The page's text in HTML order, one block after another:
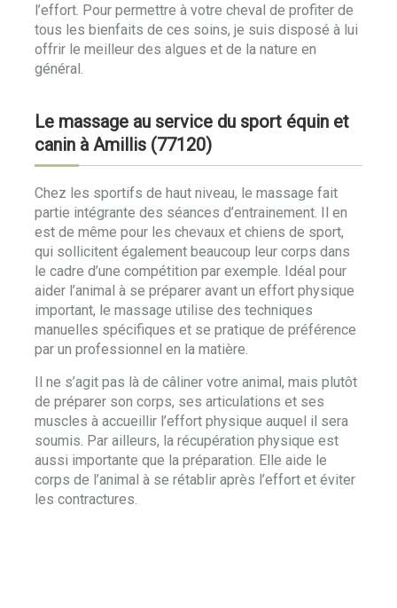
l’effort. Pour permettre à votre cheval de profiter de
tous les bienfaits de ces soins, je suis disposé à lui
offrir le meilleur des algues et de la nature en
général.
Le massage au service du sport équin et
canin à Amillis (77120)
Chez les sportifs de haut niveau, le massage fait
partie intégrante des séances d’entrainement. Il en
est de même pour les chevaux et chiens de sport,
qui sollicitent également beaucoup leur corps dans
le cadre d’une compétition par exemple. Idéal pour
aider l’animal à se préparer avant un effort physique
important, le massage utilise des techniques
manuelles spécifiques et se pratique de préférence
par un professionnel en la matière.
Il ne s’agit pas là de câliner votre animal, mais plutôt
de préparer son corps, ses articulations et ses
muscles à accueillir l’effort physique auquel il sera
soumis. Par ailleurs, la récupération physique est
aussi importante que la préparation. Elle aide le
corps de l’animal à se rétablir après l’effort et éviter
les contractures.